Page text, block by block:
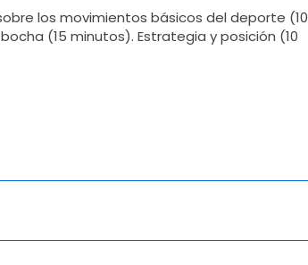
los movimientos básicos del deporte (10
(15 minutos). Estrategia y posición (10